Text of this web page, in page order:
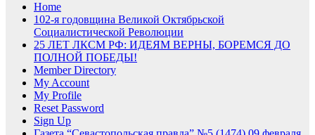
Home
102-я годовщина Великой Октябрьской
Социалистической Революции
25 ЛЕТ ЛКСМ РФ: ИДЕЯМ ВЕРНЫ, БОРЕМСЯ ДО
ПОЛНОЙ ПОБЕДЫ!
Member Directory
My Account
My Profile
Reset Password
Sign Up